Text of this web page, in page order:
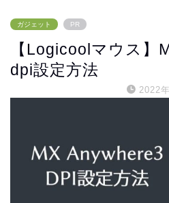
ガジェット PR
【Logicoolマウス】
dpi設定方法
2022